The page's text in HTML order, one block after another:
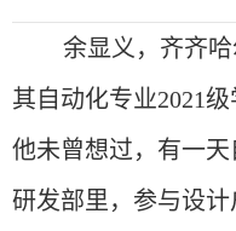
余显义，齐齐
其自动化专业2021
他未曾想过，有一天
研发部里 ，参与设